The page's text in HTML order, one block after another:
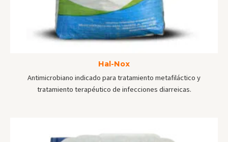
Hal-Nox
Antimicrobiano indicado para tratamiento metafiláctico y
tratamiento terapéutico de infecciones diarreicas.